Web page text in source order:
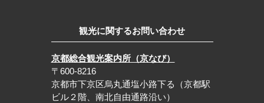
観光に関するお問い合わせ
京都総合観光案内所（京なび）
〒600-8216
京都市下京区烏丸通塩小路下る（京都駅
ビル２階、南北自由通路沿い）